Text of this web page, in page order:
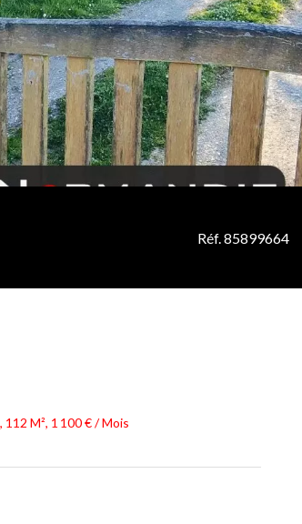
Réf. 85899664
M², 1 100 € / Mois